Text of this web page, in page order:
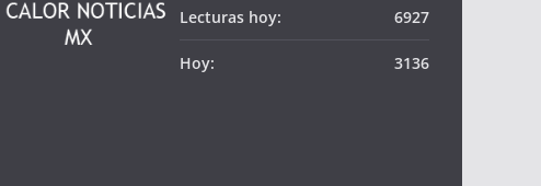
6927
Lecturas hoy:
3136
Hoy: